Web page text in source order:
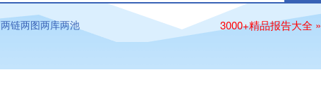
两链两图两库两池 3000+精品报告大全 »